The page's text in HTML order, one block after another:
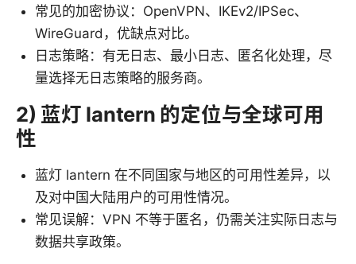
常见的加密协议：OpenVPN、IKEv2/IPSec、
WireGuard，优缺点对比。
日志策略：有无日志、最小日志、匿名化处理，尽
量选择无日志策略的服务商。
2) 蓝灯 lantern 的定位与全球可用
性
蓝灯 lantern 在不同国家与地区的可用性差异，以
及对中国大陆用户的可用性情况。
常见误解：VPN 不等于匿名，仍需关注实际日志与
数据共享政策。